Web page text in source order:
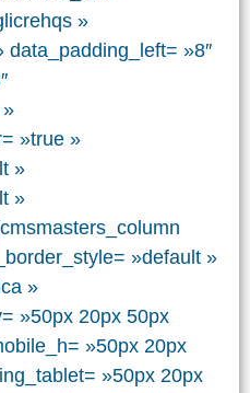
»
»8″
»true »
»
»
»default »
»
»50px 20px 50px
»50px 20px
»50px 20px